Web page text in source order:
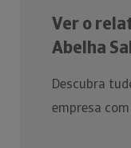
Ver o
Abelha
Descubra
empresa